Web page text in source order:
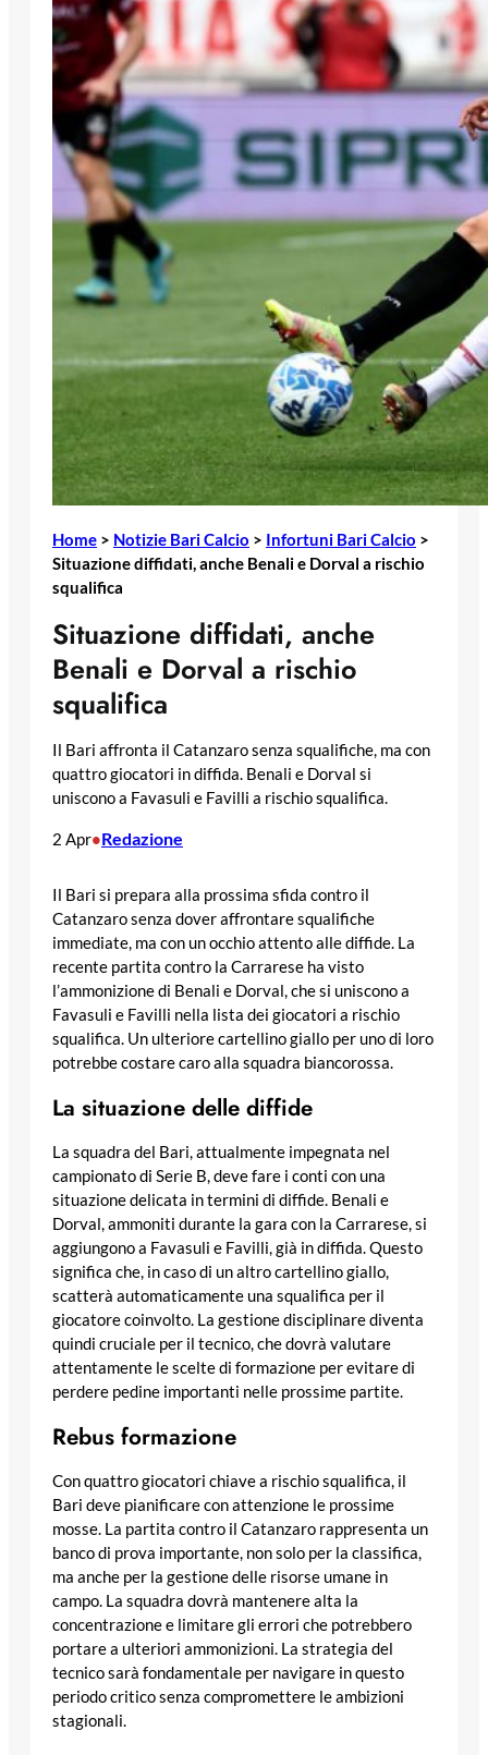
Home > Notizie Bari Calcio > Infortuni Bari Calcio >
Situazione diffidati, anche Benali e Dorval a rischio
squalifica
Situazione diffidati, anche
Benali e Dorval a rischio
squalifica
Il Bari affronta il Catanzaro senza squalifiche, ma con
quattro giocatori in diffida. Benali e Dorval si
uniscono a Favasuli e Favilli a rischio squalifica.
2 Apr•Redazione
Il Bari si prepara alla prossima sfida contro il
Catanzaro senza dover affrontare squalifiche
immediate, ma con un occhio attento alle diffide. La
recente partita contro la Carrarese ha visto
l’ammonizione di Benali e Dorval, che si uniscono a
Favasuli e Favilli nella lista dei giocatori a rischio
squalifica. Un ulteriore cartellino giallo per uno di loro
potrebbe costare caro alla squadra biancorossa.
La situazione delle diffide
La squadra del Bari, attualmente impegnata nel
campionato di Serie B, deve fare i conti con una
situazione delicata in termini di diffide. Benali e
Dorval, ammoniti durante la gara con la Carrarese, si
aggiungono a Favasuli e Favilli, già in diffida. Questo
significa che, in caso di un altro cartellino giallo,
scatterà automaticamente una squalifica per il
giocatore coinvolto. La gestione disciplinare diventa
quindi cruciale per il tecnico, che dovrà valutare
attentamente le scelte di formazione per evitare di
perdere pedine importanti nelle prossime partite.
Rebus formazione
Con quattro giocatori chiave a rischio squalifica, il
Bari deve pianificare con attenzione le prossime
mosse. La partita contro il Catanzaro rappresenta un
banco di prova importante, non solo per la classifica,
ma anche per la gestione delle risorse umane in
campo. La squadra dovrà mantenere alta la
concentrazione e limitare gli errori che potrebbero
portare a ulteriori ammonizioni. La strategia del
tecnico sarà fondamentale per navigare in questo
periodo critico senza compromettere le ambizioni
stagionali.